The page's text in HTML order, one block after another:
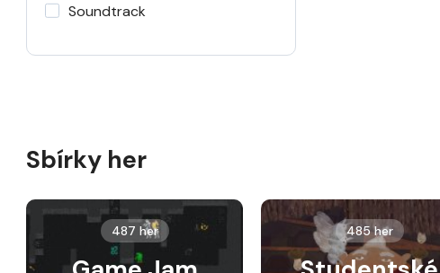
Soundtrack
Sbírky her
487 her 485 her